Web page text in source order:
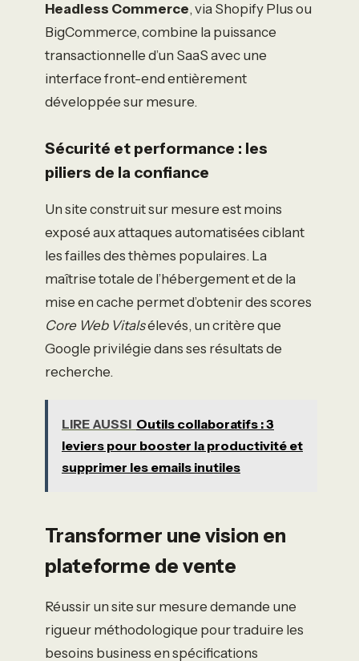
Headless Commerce, via Shopify Plus ou
BigCommerce, combine la puissance
transactionnelle d’un SaaS avec une
interface front-end entièrement
développée sur mesure.
Sécurité et performance : les
piliers de la confiance
Un site construit sur mesure est moins
exposé aux attaques automatisées ciblant
les failles des thèmes populaires. La
maîtrise totale de l’hébergement et de la
mise en cache permet d’obtenir des scores
Core Web Vitalsélevés, un critère que
Google privilégie dans ses résultats de
recherche.
LIRE AUSSI Outils collaboratifs : 3
leviers pour booster la productivité et
supprimer les emails inutiles
Transformer une vision en
plateforme de vente
Réussir un site sur mesure demande une
rigueur méthodologique pour traduire les
besoins business en spécifications